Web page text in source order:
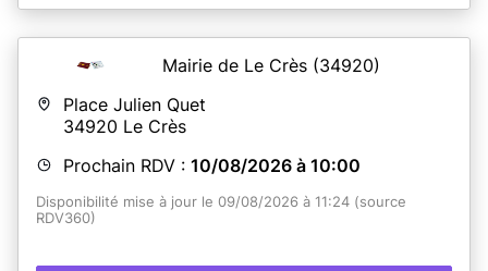
Mairie de Le Crès (34920)
Place Julien Quet
34920 Le Crès
Prochain RDV : 10/08/2026 à 10:00
Disponibilité mise à jour le 09/08/2026 à 11:24 (source
RDV360)